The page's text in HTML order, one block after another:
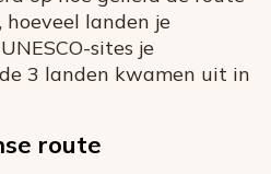
hoeveel landen je
sites je
3 landen kwamen uit in
route